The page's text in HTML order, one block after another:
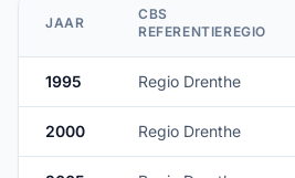
JAAR
CBS
REFERENTIEREGIO
1995 Regio Drenthe
2000 Regio Drenthe